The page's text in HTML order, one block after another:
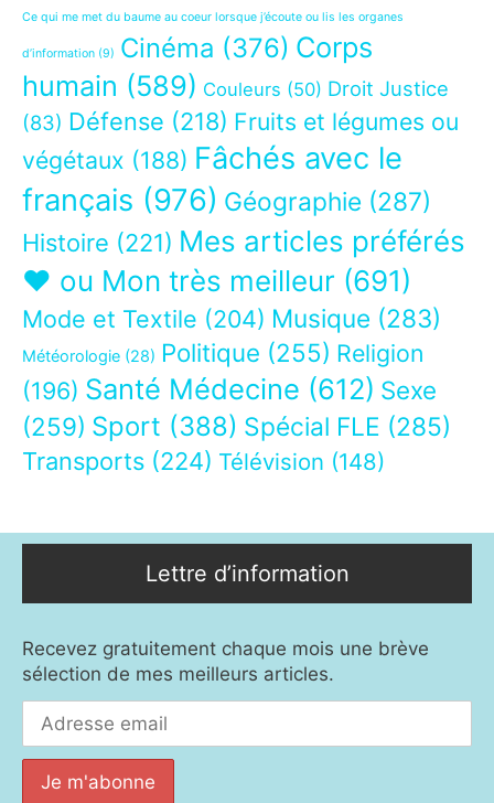
Ce qui me met du baume au coeur lorsque j’écoute ou lis les organes
d’information (9) Cinéma (376) Corps
humain (589) Couleurs (50) Droit Justice
(83) Défense (218) Fruits et légumes ou
végétaux (188) Fâchés avec le
français (976) Géographie (287)
Histoire (221) Mes articles préférés
❤ ou Mon très meilleur (691)
Mode et Textile (204) Musique (283)
Météorologie (28) Politique (255) Religion
(196) Santé Médecine (612) Sexe
(259) Sport (388) Spécial FLE (285)
Transports (224) Télévision (148)
Lettre d’information
Recevez gratuitement chaque mois une brève
sélection de mes meilleurs articles.